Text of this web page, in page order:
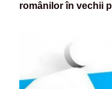
românilor în vechii